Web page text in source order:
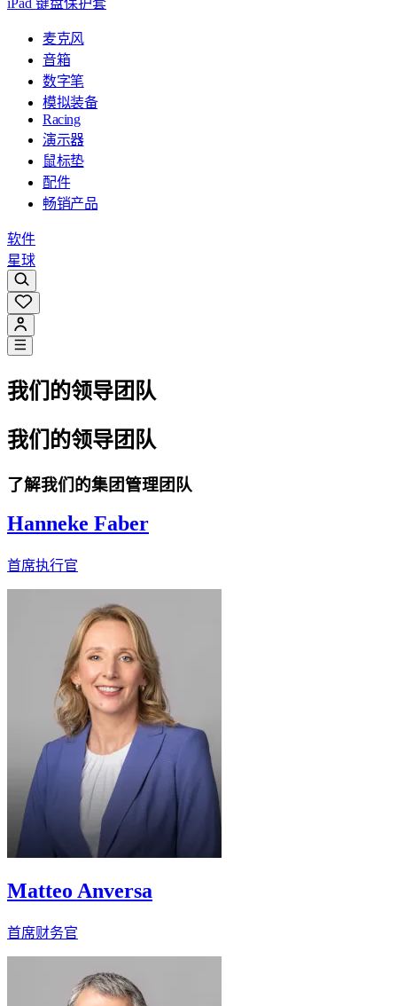
麦克风
音箱
数字笔
模拟装备
Racing
演示器
鼠标垫
配件
畅销产品
软件
星球
我们的领导团队
我们的领导团队
了解我们的集团管理团队
Hanneke Faber
首席执行官
Matteo Anversa
首席财务官